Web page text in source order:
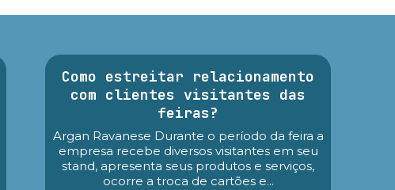
Como estreitar relacionamento
com clientes visitantes das
feiras?
Argan Ravanese Durante o período da feira a
empresa recebe diversos visitantes em seu
stand, apresenta seus produtos e serviços,
ocorre a troca de cartões e...